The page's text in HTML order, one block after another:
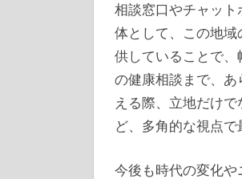
相談窓口やチャッ
体として、この地
供していることで
の健康相談まで、
える際、立地だけ
ど、多角的な視点で
今後も時代の変化